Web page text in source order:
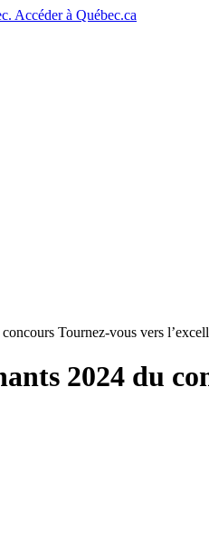
Tournez-vous vers
2024 du